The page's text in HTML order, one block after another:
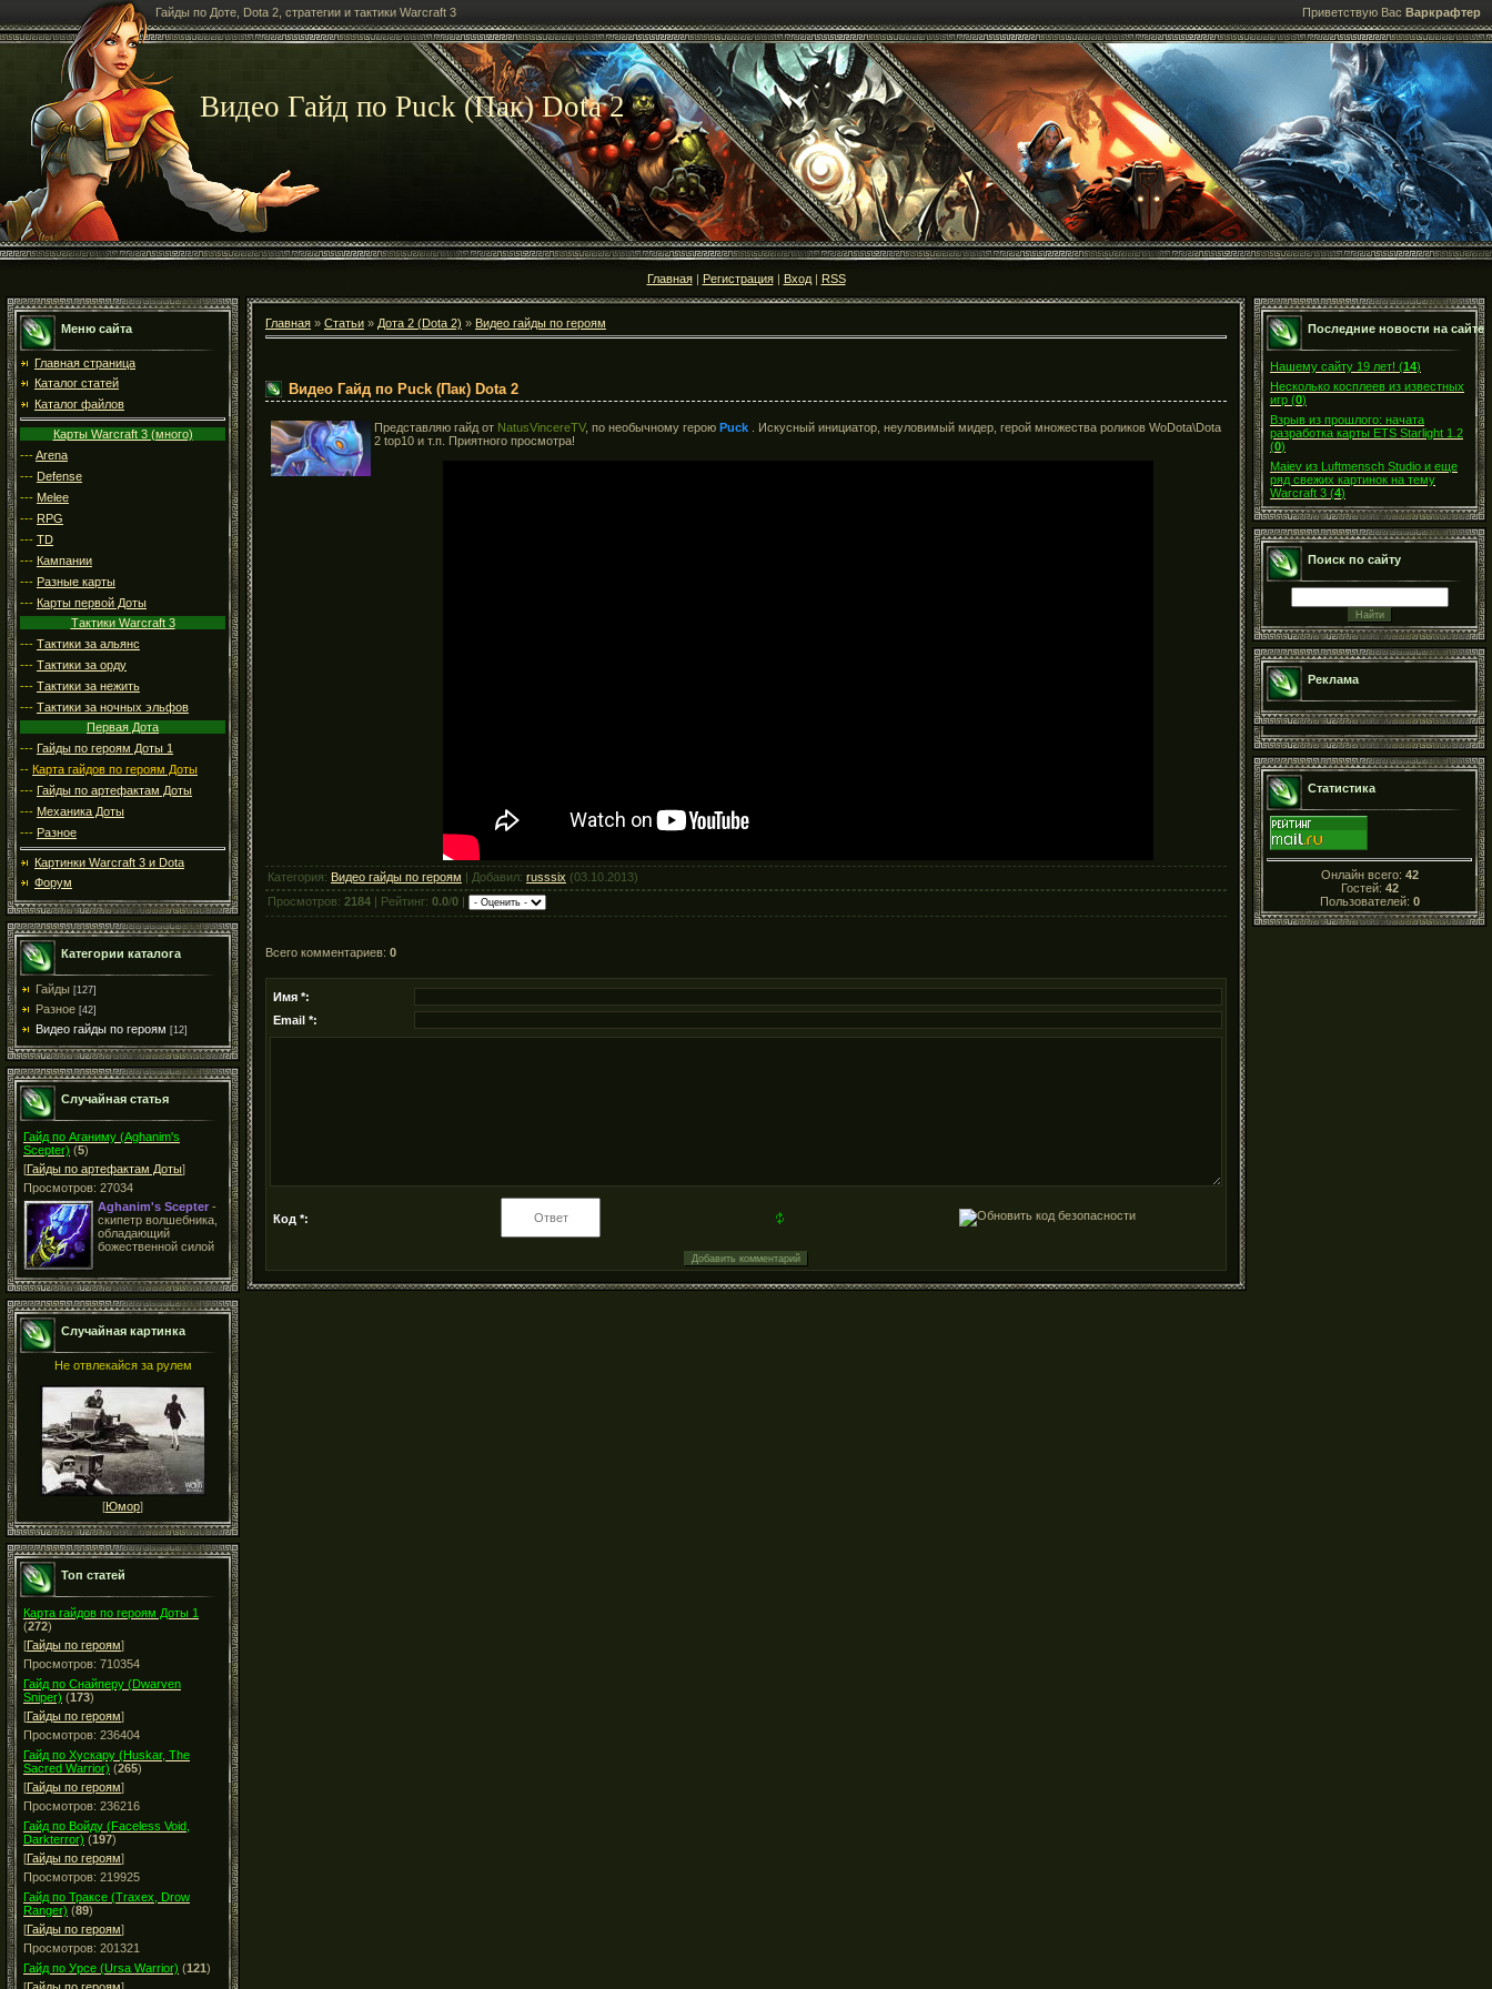
Гайды по Доте, Dota 2, стратегии и тактики Warcraft 3 Приветствую Вас Варкрафтер
Видео Гайд по Puck (Пак) Dota 2
Главная| Регистрация| Вход| RSS
Меню сайта
Главная страница
Каталог статей
Каталог файлов
Карты Warcraft 3 (много)
---Arena
--- Defense
--- Melee
--- RPG
--- TD
--- Кампании
--- Разные карты
--- Карты первой Доты
Тактики Warcraft 3
--- Тактики за альянс
--- Тактики за орду
--- Тактики за нежить
--- Тактики за ночных эльфов
Первая Дота
--- Гайды по героям Доты 1
-- Карта гайдов по героям Доты
--- Гайды по артефактам Доты
--- Механика Доты
--- Разное
Картинки Warcraft 3 и Dota
Форум
Категории каталога
Гайды [127]
Разное [42]
Видео гайды по героям [12]
Случайная статья
Гайд по Аганиму (Aghanim's
Scepter) (5)
[Гайды по артефактам Доты]
Просмотров: 27034
Aghanim's Scepter -
скипетр волшебника,
обладающий
божественной силой
Случайная картинка
Не отвлекайся за рулем
[Юмор]
Топ статей
Карта гайдов по героям Доты 1
(272)
[Гайды по героям]
Просмотров: 710354
Гайд по Снайперу (Dwarven
Sniper) (173)
[Гайды по героям]
Просмотров: 236404
Гайд по Хускару (Huskar, The
Sacred Warrior) (265)
[Гайды по героям]
Просмотров: 236216
Гайд по Войду (Faceless Void,
Darkterror) (197)
[Гайды по героям]
Просмотров: 219925
Гайд по Траксе (Traxex, Drow
Ranger) (89)
[Гайды по героям]
Просмотров: 201321
Гайд по Урсе (Ursa Warrior) (121)
Главная » Статьи » Дота 2 (Dota 2) » Видео гайды по героям
Видео Гайд по Puck (Пак) Dota 2
Представляю гайд от NatusVincereTV, по необычному герою Puck . Искусный инициатор, неуловимый мидер, герой множества роликов WoDota\Dota
2 top10 и т.п. Приятного просмотра!
Категория: Видео гайды по героям | Добавил: russsix (03.10.2013)
Просмотров: 2184 | Рейтинг: 0.0/0 |
Всего комментариев: 0
Имя *:
Email *:
Код *:
Последние новости на сайте
Нашему сайту 19 лет! (14)
Несколько косплеев из известных
игр (0)
Взрыв из прошлого: начата
разработка карты ETS Starlight 1.2
(0)
Maiev из Luftmensch Studio и еще
ряд свежих картинок на тему
Warcraft 3 (4)
Поиск по сайту
Реклама
Статистика
Онлайн всего: 42
Гостей: 42
Пользователей: 0